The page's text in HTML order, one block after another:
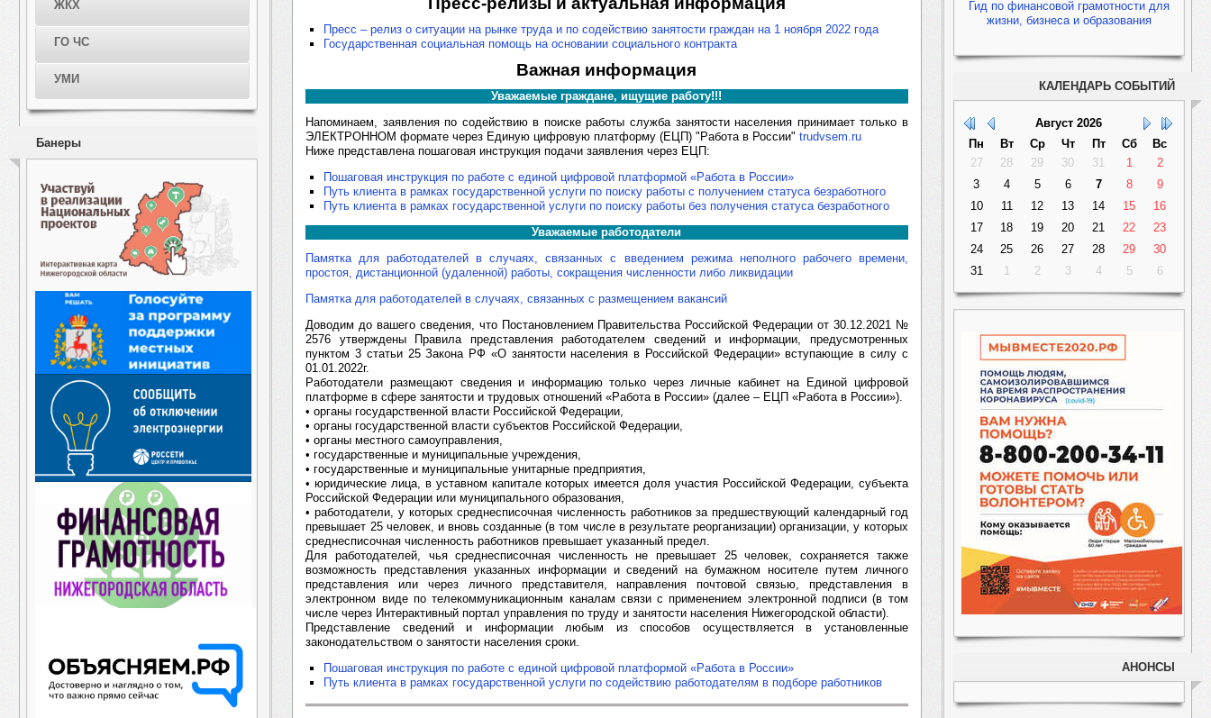
ЖКХ
ГО ЧС
УМИ
Банеры
Пресс – релиз о ситуации на рынке труда и по содействию занятости граждан на 1 ноября 2022 года
Государственная социальная помощь на основании социального контракта
Важная информация
Уважаемые граждане, ищущие работу!!!
Напоминаем, заявления по содействию в поиске работы служба занятости населения принимает только в
ЭЛЕКТРОННОМ формате через Единую цифровую платформу (ЕЦП) "Работа в России"trudvsem.ru
Ниже представлена пошаговая инструкция подачи заявления через ЕЦП:
Пошаговая инструкция по работе с единой цифровой платформой «Работа в России»
Путь клиента в рамках государственной услуги по поиску работы c получением статуса безработного
Путь клиента в рамках государственной услуги по поиску работы без получения статуса безработного
Уважаемые работодатели
Памятка для работодателей в случаях, связанных с введением режима неполного рабочего времени,
простоя, дистанционной (удаленной) работы, сокращения численности либо ликвидации
Памятка для работодателей в случаях, связанных с размещением вакансий
Доводим до вашего сведения, что Постановлением Правительства Российской Федерации от 30.12.2021 №
2576 утверждены Правила представления работодателем сведений и информации, предусмотренных
пунктом 3 статьи 25 Закона РФ «О занятости населения в Российской Федерации» вступающие в силу с
01.01.2022г.
Работодатели размещают сведения и информацию только через личные кабинет на Единой цифровой
платформе в сфере занятости и трудовых отношений «Работа в России» (далее – ЕЦП «Работа в России»).
• органы государственной власти Российской Федерации,
• органы государственной власти субъектов Российской Федерации,
• органы местного самоуправления,
• государственные и муниципальные учреждения,
• государственные и муниципальные унитарные предприятия,
• юридические лица, в уставном капитале которых имеется доля участия Российской Федерации, субъекта
Российской Федерации или муниципального образования,
• работодатели, у которых среднесписочная численность работников за предшествующий календарный год
превышает 25 человек, и вновь созданные (в том числе в результате реорганизации) организации, у которых
среднесписочная численность работников превышает указанный предел.
Для работодателей, чья среднесписочная численность не превышает 25 человек, сохраняется также
возможность представления указанных информации и сведений на бумажном носителе путем личного
представления или через личного представителя, направления почтовой связью, представления в
электронном виде по телекоммуникационным каналам связи с применением электронной подписи (в том
числе через Интерактивный портал управления по труду и занятости населения Нижегородской области).
Представление сведений и информации любым из способов осуществляется в установленные
законодательством о занятости населения сроки.
Пошаговая инструкция по работе с единой цифровой платформой «Работа в России»
Путь клиента в рамках государственной услуги по содействию работодателям в подборе работников
Гид по финансовой грамотности для
жизни, бизнеса и образования
КАЛЕНДАРЬ СОБЫТИЙ
Август 2026
Пн
Вт Ср Чт Пт Сб
Вс
27
28 29 30 31 1
2
3
4 5 6 7 8
9
10
11 12 13 14 15
16
17
18 19 20 21 22
23
24
25 26 27 28 29
30
31
1 2 3 4 5 6
АНОНСЫ